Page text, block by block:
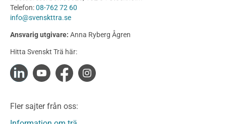
Konstruktionsvirke
Konstruktionsvirke Behandlat
Konstruktionsvirke Fingerskarvat
Konstruktionsvirke Fingerskarvat Obehandlat
Limträ
Fanerträ
Fanerträ Obehandlat
Telefon:08-762 72 60
info@svenskttra.se
Ansvarig utgivare: Anna Ryberg Ågren
Hitta Svenskt Trä här:
Fler sajter från oss: